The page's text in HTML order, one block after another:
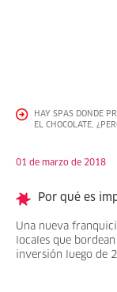
HAY SPAS DONDE
EL CHOCOLATE,
01 de marzo de 2018
Por qué es
Una nueva
locales que
inversión luego de